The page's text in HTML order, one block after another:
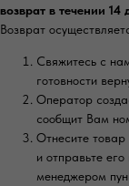
возврат в течении
Возврат
Свяжитесь с
готовности
Оператор
сообщит Вам
Отнесите
и отправьте
менеджером